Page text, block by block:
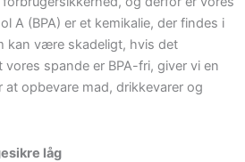
A (BPA) er et kemikalie, der findes i
kan være skadeligt, hvis det
vores spande er BPA-fri, giver vi en
at opbevare mad, drikkevarer og
låg